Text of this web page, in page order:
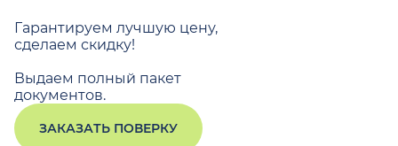
Гарантируем лучшую цену,
сделаем скидку!
Выдаем полный пакет
документов.
ЗАКАЗАТЬ ПОВЕРКУ